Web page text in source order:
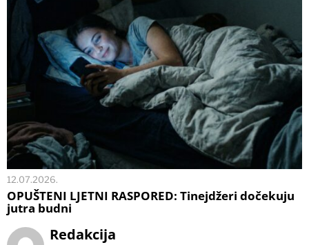
12.07.2026.
OPUŠTENI LJETNI RASPORED: Tinejdžeri dočekuju
jutra budni
Redakcija